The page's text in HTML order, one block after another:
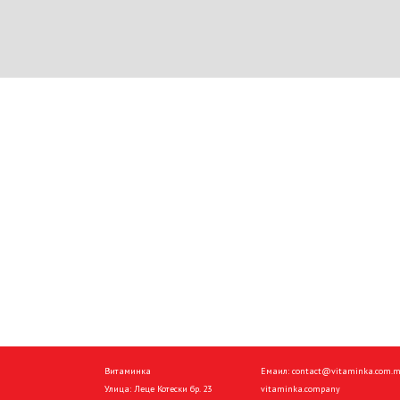
Витаминка
Улица: Леце Котески бр. 23
Емаил:
vitaminka.company